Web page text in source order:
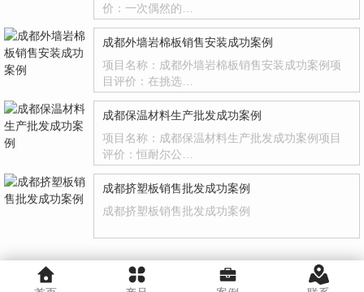
价：一次偶然的…
成都外墙岩棉板销售安装成功案例
项目名称：成都外墙岩棉板销售安装成功案例项
目评价：在挑选…
成都保温材料生产批发成功案例
项目名称：成都保温材料生产批发成功案例项目
评价：恒耐尔公…
成都挤塑板销售批发成功案例
成都挤塑板销售批发成功案例